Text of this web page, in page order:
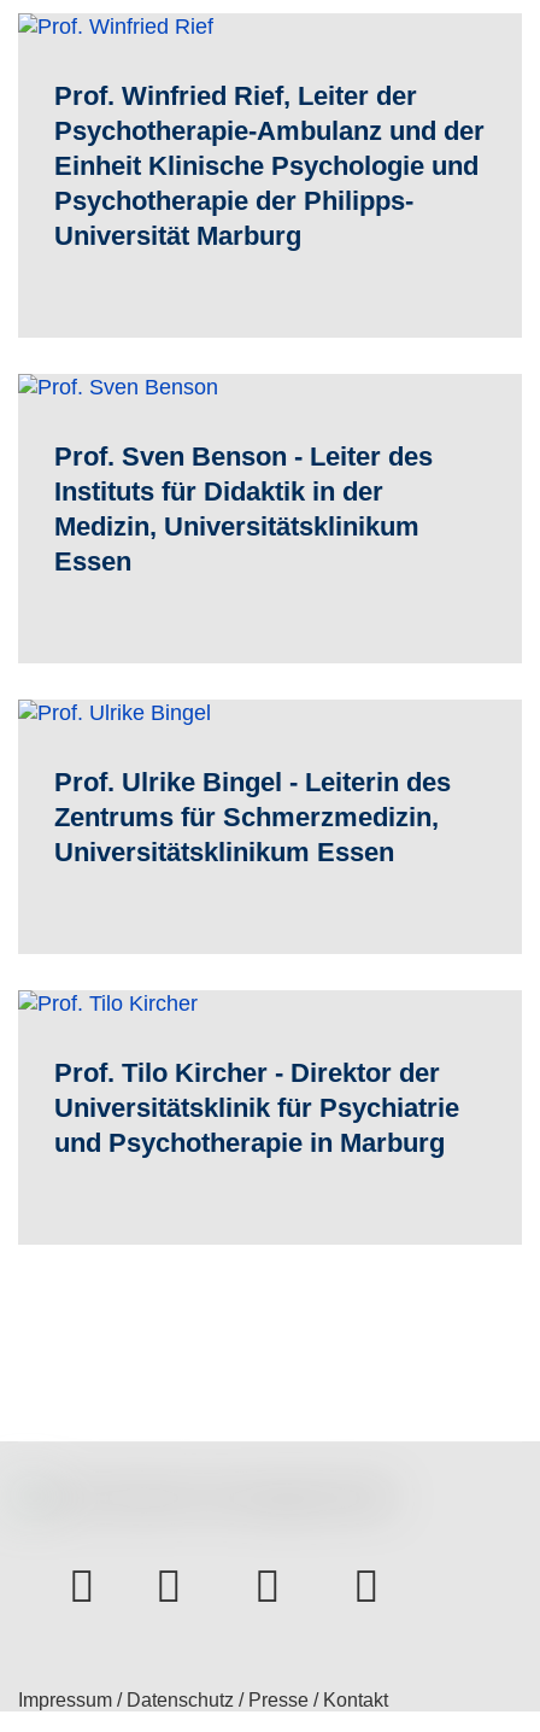
Prof. Winfried Rief, Leiter der
Psychotherapie-Ambulanz und der
Einheit Klinische Psychologie und
Psychotherapie der Philipps-
Universität Marburg
Prof. Sven Benson - Leiter des
Instituts für Didaktik in der
Medizin, Universitätsklinikum
Essen
Prof. Ulrike Bingel - Leiterin des
Zentrums für Schmerzmedizin,
Universitätsklinikum Essen
Prof. Tilo Kircher - Direktor der
Universitätsklinik für Psychiatrie
und Psychotherapie in Marburg
Impressum / Datenschutz / Presse / Kontakt
instagramFacebook